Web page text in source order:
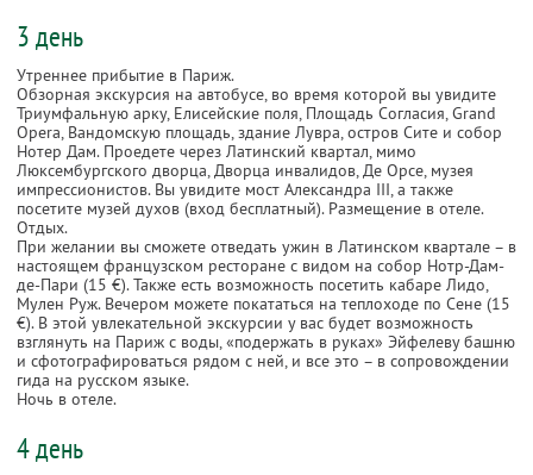
3 день
Утреннее прибытие в Париж.
Обзорная экскурсия на автобусе, во время которой вы увидите
Триумфальную арку, Елисейские поля, Площадь Согласия, Grand
Opera, Вандомскую площадь, здание Лувра, остров Сите и собор
Нотер Дам. Проедете через Латинский квартал, мимо
Люксембургского дворца, Дворца инвалидов, Де Орсе, музея
импрессионистов. Вы увидите мост Александра III, а также
посетите музей духов (вход бесплатный). Размещение в отеле.
Отдых.
При желании вы сможете отведать ужин в Латинском квартале – в
настоящем французском ресторане с видом на собор Нотр-Дам-
де-Пари (15 €). Также есть возможность посетить кабаре Лидо,
Мулен Руж. Вечером можете покататься на теплоходе по Сене (15
€). В этой увлекательной экскурсии у вас будет возможность
взглянуть на Париж с воды, «подержать в руках» Эйфелеву башню
и сфотографироваться рядом с ней, и все это – в сопровождении
гида на русском языке.
Ночь в отеле.
4 день